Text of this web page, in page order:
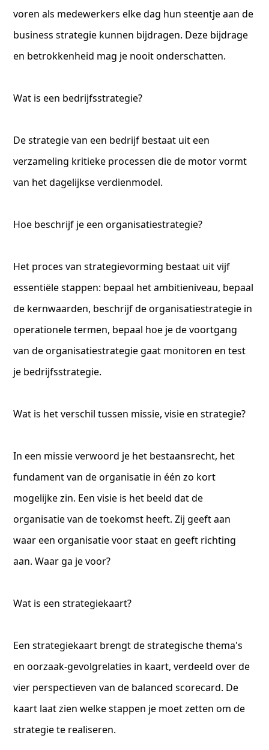
voren als medewerkers elke dag hun steentje aan de
business strategie kunnen bijdragen. Deze bijdrage
en betrokkenheid mag je nooit onderschatten.
Wat is een bedrijfsstrategie?
De strategie van een bedrijf bestaat uit een
verzameling kritieke processen die de motor vormt
van het dagelijkse verdienmodel.
Hoe beschrijf je een organisatiestrategie?
Het proces van strategievorming bestaat uit vijf
essentiële stappen: bepaal het ambitieniveau, bepaal
de kernwaarden, beschrijf de organisatiestrategie in
operationele termen, bepaal hoe je de voortgang
van de organisatiestrategie gaat monitoren en test
je bedrijfsstrategie.
Wat is het verschil tussen missie, visie en strategie?
In een missie verwoord je het bestaansrecht, het
fundament van de organisatie in één zo kort
mogelijke zin. Een visie is het beeld dat de
organisatie van de toekomst heeft. Zij geeft aan
waar een organisatie voor staat en geeft richting
aan. Waar ga je voor?
Wat is een strategiekaart?
Een strategiekaart brengt de strategische thema's
en oorzaak-gevolgrelaties in kaart, verdeeld over de
vier perspectieven van de balanced scorecard. De
kaart laat zien welke stappen je moet zetten om de
strategie te realiseren.